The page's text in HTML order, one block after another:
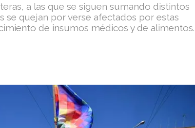
a las que se siguen sumando distintos
se quejan por verse afectados por estas
de insumos médicos y de alimentos.